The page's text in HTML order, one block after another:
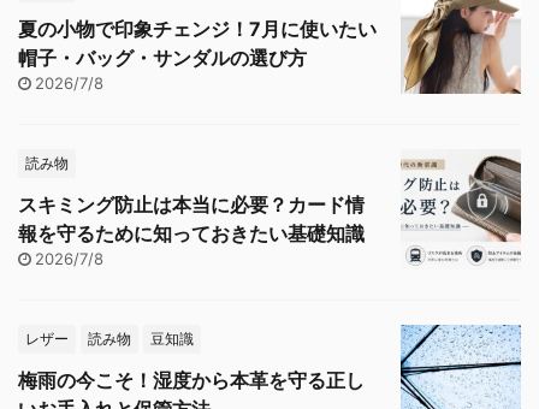
夏の小物で印象チェンジ！7月に使いたい
帽子・バッグ・サンダルの選び方
2026/7/8
読み物
スキミング防止は本当に必要？カード情
報を守るために知っておきたい基礎知識
2026/7/8
レザー 読み物 豆知識
梅雨の今こそ！湿度から本革を守る正し